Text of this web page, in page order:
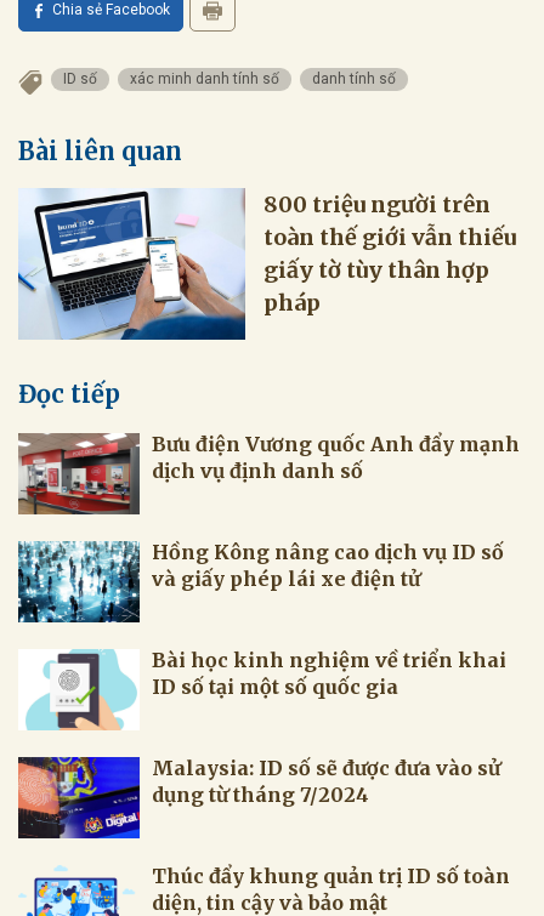
Chia sẻ Facebook
ID số xác minh danh tính số danh tính số
Bài liên quan
800 triệu người trên
toàn thế giới vẫn thiếu
giấy tờ tùy thân hợp
pháp
Đọc tiếp
Bưu điện Vương quốc Anh đẩy mạnh
dịch vụ định danh số
Hồng Kông nâng cao dịch vụ ID số
và giấy phép lái xe điện tử
Bài học kinh nghiệm về triển khai
ID số tại một số quốc gia
Malaysia: ID số sẽ được đưa vào sử
dụng từ tháng 7/2024
Thúc đẩy khung quản trị ID số toàn
diện, tin cậy và bảo mật